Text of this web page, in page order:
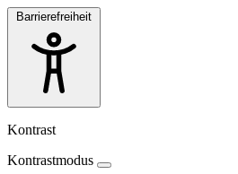
Barrierefreiheit
Kontrast
Kontrastmodus